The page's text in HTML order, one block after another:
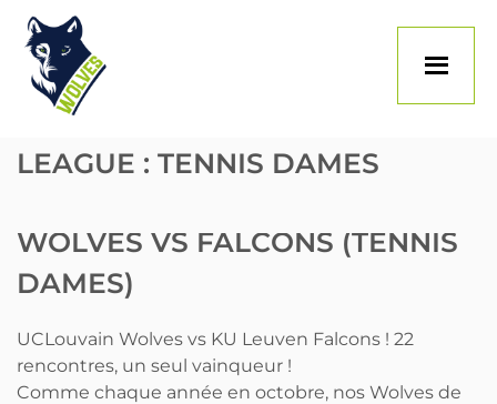
Skip
content
LEAGUE : TENNIS DAMES
WOLVES VS FALCONS (TENNIS
DAMES)
UCLouvain Wolves vs KU Leuven Falcons ! 22
rencontres, un seul vainqueur !
Comme chaque année en octobre, nos Wolves de